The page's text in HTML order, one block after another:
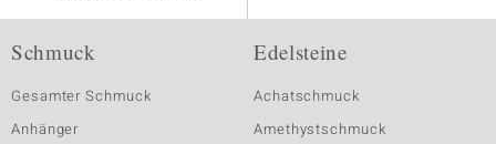
Schmuck
Gesamter Schmuck
Anhänger
Edelsteine
Achatschmuck
Amethystschmuck